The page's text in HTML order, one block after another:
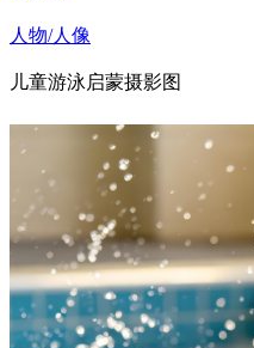
人物/人像
儿童游泳启蒙摄影图